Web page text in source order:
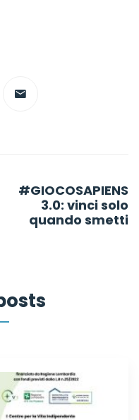
#GIOCOSAPIENS
3.0: vinci solo
quando smetti